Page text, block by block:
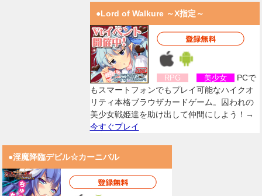
●Lord of Walkure ～X指定～
RPG 美少女
PCで
もスマートフォンでもプレイ可能なハイクオ
リティ本格ブラウザカードゲーム。囚われの
美少女戦姫達を助け出して仲間にしよう！→
今すぐプレイ
●淫魔降臨デビル☆カーニバル